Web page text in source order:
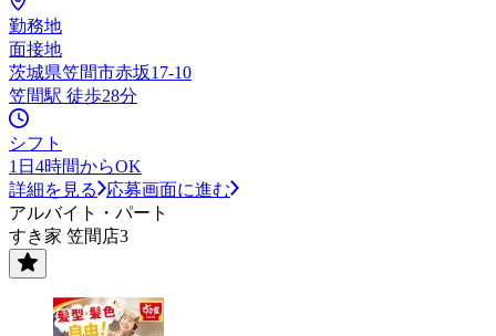
勤務地
面接地
茨城県笠間市赤坂17-10
笠間駅 徒歩28分
シフト
1日4時間からOK
詳細を見る
応募画面に進む
アルバイト・パート
すき家 笠間店3